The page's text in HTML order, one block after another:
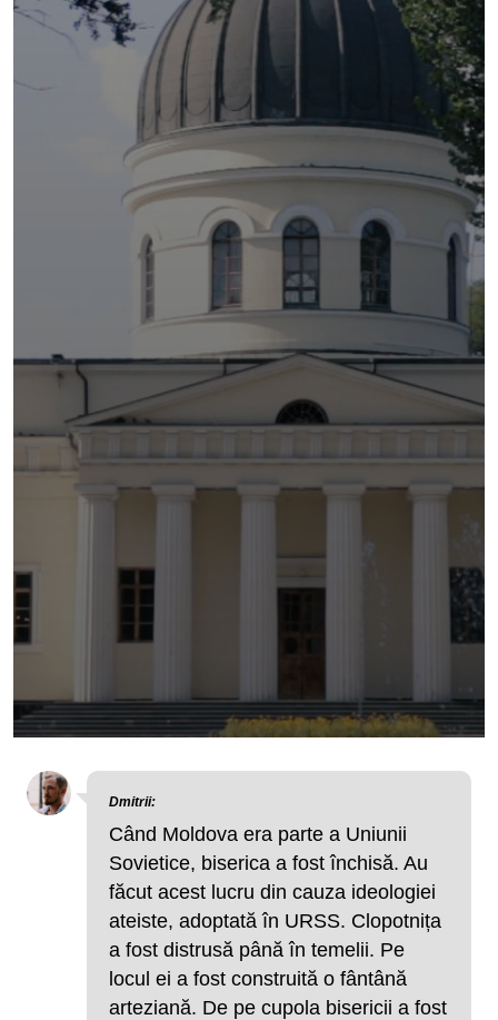
Dmitrii:
Când Moldova era parte a Uniunii
Sovietice, biserica a fost închisă. Au
făcut acest lucru din cauza ideologiei
ateiste, adoptată în URSS. Clopotnița
a fost distrusă până în temelii. Pe
locul ei a fost construită o fântână
arteziană. De pe cupola bisericii a fost